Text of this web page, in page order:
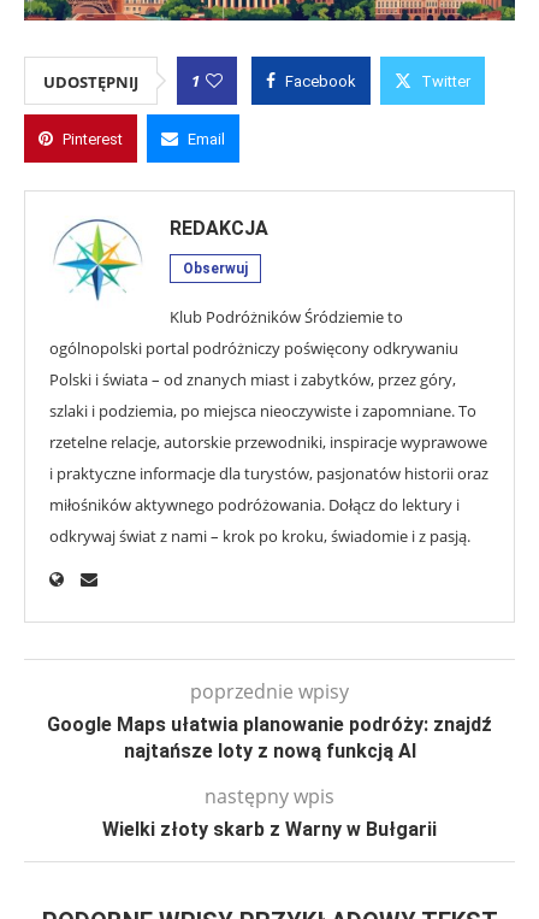
UDOSTĘPNIJ 1 Facebook Twitter
Pinterest Email
REDAKCJA
Obserwuj
Klub Podróżników Śródziemie to
ogólnopolski portal podróżniczy poświęcony odkrywaniu
Polski i świata – od znanych miast i zabytków, przez góry,
szlaki i podziemia, po miejsca nieoczywiste i zapomniane. To
rzetelne relacje, autorskie przewodniki, inspiracje wyprawowe
i praktyczne informacje dla turystów, pasjonatów historii oraz
miłośników aktywnego podróżowania. Dołącz do lektury i
odkrywaj świat z nami – krok po kroku, świadomie i z pasją.
poprzednie wpisy
Google Maps ułatwia planowanie podróży: znajdź
najtańsze loty z nową funkcją AI
następny wpis
Wielki złoty skarb z Warny w Bułgarii